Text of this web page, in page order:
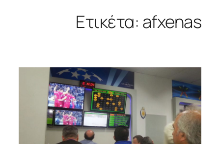
Ετικέτα: afxenas